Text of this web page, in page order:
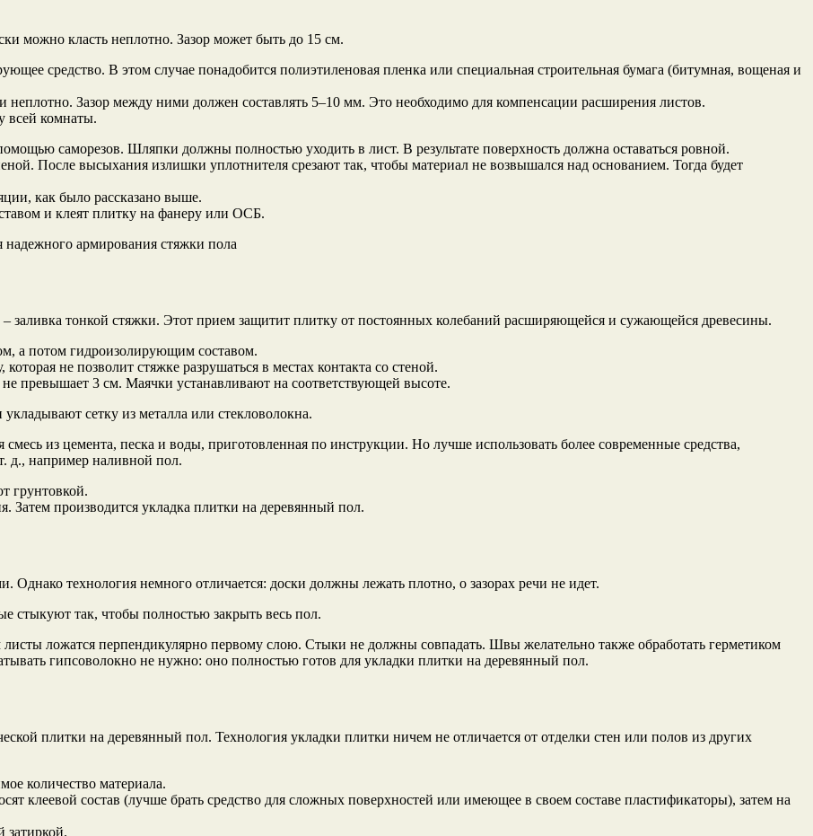
можно класть неплотно. Зазор может быть до 15 см.
средство. В этом случае понадобится полиэтиленовая пленка или специальная строительная бумага (битумная, вощеная и
Зазор между ними должен составлять 5–10 мм. Это необходимо для компенсации расширения листов.
всей комнаты.
саморезов. Шляпки должны полностью уходить в лист. В результате поверхность должна оставаться ровной.
После высыхания излишки уплотнителя срезают так, чтобы материал не возвышался над основанием. Тогда будет
как было рассказано выше.
и клеят плитку на фанеру или ОСБ.
армирования стяжки пола
заливка тонкой стяжки. Этот прием защитит плитку от постоянных колебаний расширяющейся и сужающейся древесины.
а потом гидроизолирующим составом.
не позволит стяжке разрушаться в местах контакта со стеной.
превышает 3 см. Маячки устанавливают на соответствующей высоте.
сетку из металла или стекловолокна.
из цемента, песка и воды, приготовленная по инструкции. Но лучше использовать более современные средства,
д., например наливной пол.
грунтовкой.
производится укладка плитки на деревянный пол.
Однако технология немного отличается: доски должны лежать плотно, о зазорах речи не идет.
стыкуют так, чтобы полностью закрыть весь пол.
ложатся перпендикулярно первому слою. Стыки не должны совпадать. Швы желательно также обработать герметиком
гипсоволокно не нужно: оно полностью готов для укладки плитки на деревянный пол.
плитки на деревянный пол. Технология укладки плитки ничем не отличается от отделки стен или полов из других
количество материала.
клеевой состав (лучше брать средство для сложных поверхностей или имеющее в своем составе пластификаторы), затем на
затиркой.